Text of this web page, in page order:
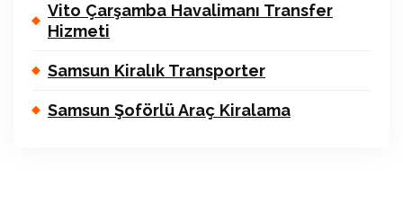
Vito Çarşamba Havalimanı Transfer
Hizmeti
Samsun Kiralık Transporter
Samsun Şoförlü Araç Kiralama